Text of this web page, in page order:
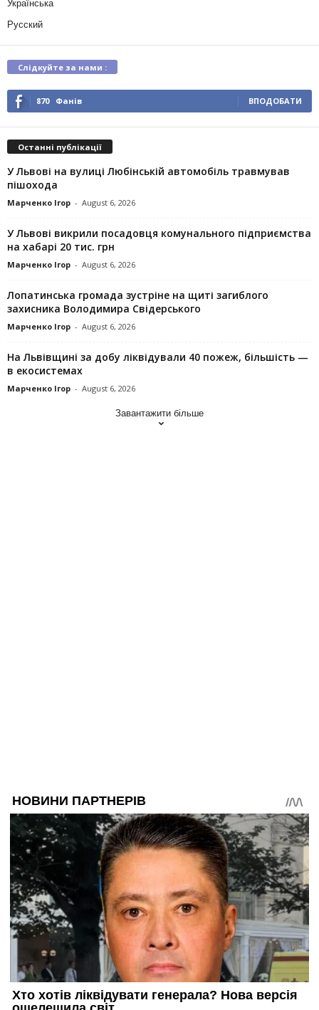
Українська
Русский
Слідкуйте за нами :
870 Фанів ВПОДОБАТИ
Останні публікації
У Львові на вулиці Любінській автомобіль травмував
пішохода
Марченко Ігор - August 6, 2026
У Львові викрили посадовця комунального підприємства
на хабарі 20 тис. грн
Марченко Ігор - August 6, 2026
Лопатинська громада зустріне на щиті загиблого
захисника Володимира Свідерського
Марченко Ігор - August 6, 2026
На Львівщині за добу ліквідували 40 пожеж, більшість —
в екосистемах
Марченко Ігор - August 6, 2026
Завантажити більше